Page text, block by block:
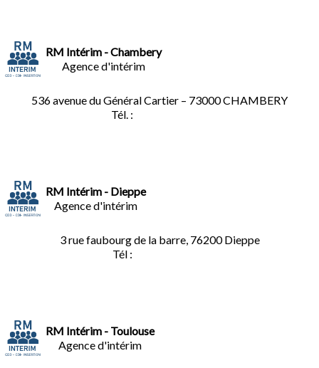
RM Intérim - Chambery
Agence d'intérim
536 avenue du Général Cartier – 73000 CHAMBERY
Tél. :
RM Intérim - Dieppe
Agence d'intérim
3 rue faubourg de la barre, 76200 Dieppe
Tél :
RM Intérim - Toulouse
Agence d'intérim